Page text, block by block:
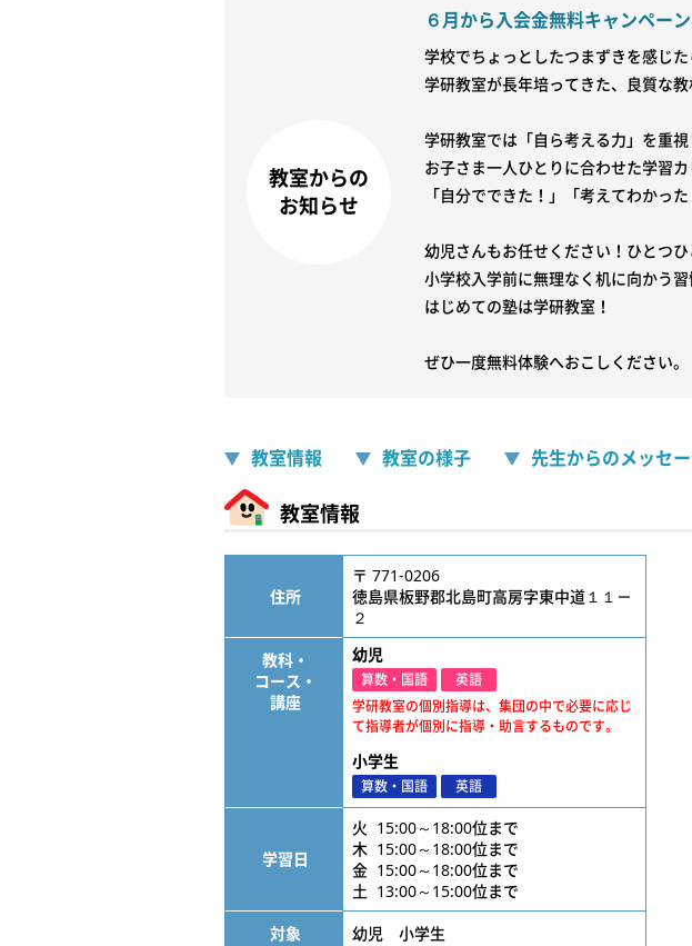
教室からの
お知らせ
６月から入会金無料キャンペー
学校でちょっとしたつまずきを感じ
学研教室が長年培ってきた、良質な
学研教室では「自ら考える力」を重視
お子さま一人ひとりに合わせた学習
「自分でできた！」「考えてわかっ
幼児さんもお任せください！ひとつひ
小学校入学前に無理なく机に向かう習
はじめての塾は学研教室！
ぜひ一度無料体験へおこしください。
教室情報 教室の様子 先生からのメッセ
教室情報
住所
〒 771-0206
徳島県板野郡北島町高房字東中道１１－
２
教科・
コース・
講座
幼児
算数・国語
英語
学研教室の個別指導は、集団の中で必要に応じ
て指導者が個別に指導・助言するものです。
小学生
算数・国語 英語
学習日
火 15:00～18:00位まで
木 15:00～18:00位まで
金 15:00～18:00位まで
土 13:00～15:00位まで
対象
幼児 小学生